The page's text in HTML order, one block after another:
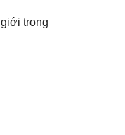
trong